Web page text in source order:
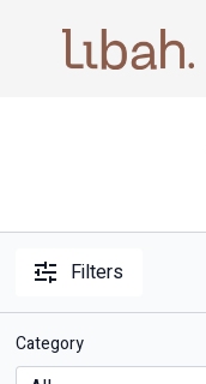
Filters
Category